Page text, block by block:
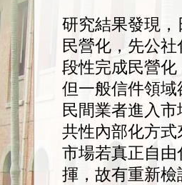
研究結果發現
民營化，先公
段性完成民營
但一般信件領
民間業者進入
共性內部化方
市場若真正自
揮，故有重新